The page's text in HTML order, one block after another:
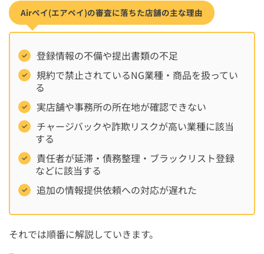
Airペイ(エアペイ)の審査に落ちた店舗の主な理由
登録情報の不備や提出書類の不足
規約で禁止されているNG業種・商品を扱ってい
る
実店舗や事務所の所在地が確認できない
チャージバックや詐欺リスクが高い業種に該当
する
責任者が延滞・債務整理・ブラックリスト登録
などに該当する
追加の情報提供依頼への対応が遅れた
それでは順番に解説していきます。